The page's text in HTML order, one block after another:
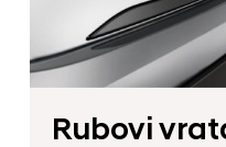
Rubovi